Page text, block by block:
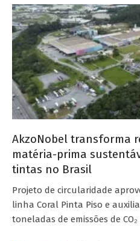
AkzoNobel transforma
matéria-prima
tintas no Brasil
Projeto de circularidade
linha Coral Pinta Piso e
toneladas de emissões de